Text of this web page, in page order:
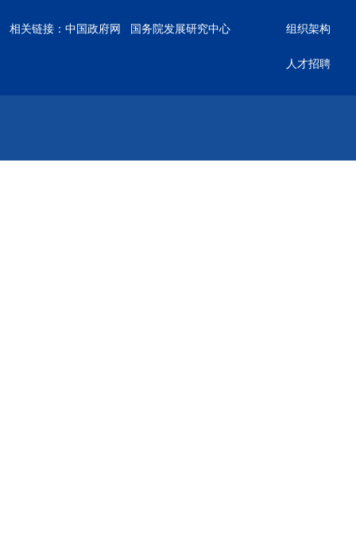
相关链接： 中国政府网 国务院发展研究中心 组织架构
人才招聘